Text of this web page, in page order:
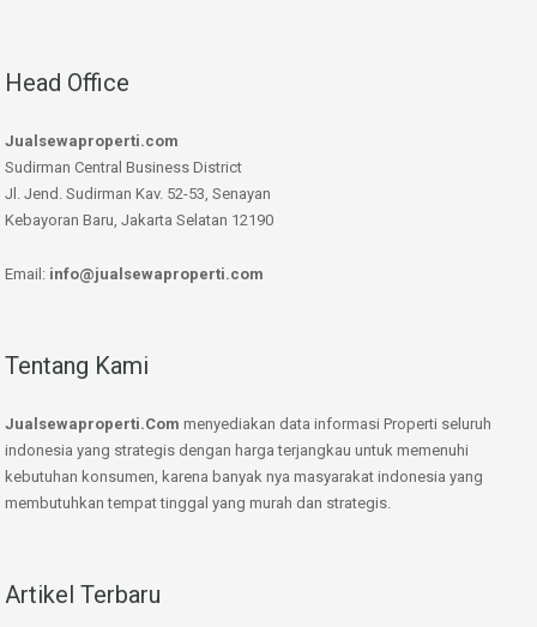
Head Office
Jualsewaproperti.com
Sudirman Central Business District
Jl. Jend. Sudirman Kav. 52-53, Senayan
Kebayoran Baru, Jakarta Selatan 12190
Email: info@jualsewaproperti.com
Tentang Kami
Jualsewaproperti.Com menyediakan data informasi Properti seluruh
indonesia yang strategis dengan harga terjangkau untuk memenuhi
kebutuhan konsumen, karena banyak nya masyarakat indonesia yang
membutuhkan tempat tinggal yang murah dan strategis.
Artikel Terbaru